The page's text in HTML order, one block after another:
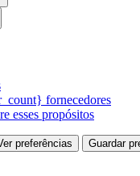
fornecedores
esses propósitos
preferências Guardar